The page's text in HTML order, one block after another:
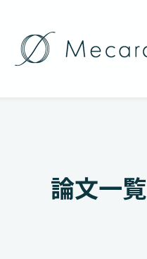
論文一覧